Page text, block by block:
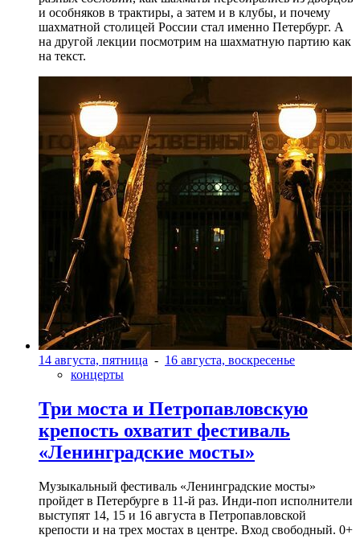
и особняков в трактиры, а затем и в клубы, и почему
шахматной столицей России стал именно Петербург. А
на другой лекции посмотрим на шахматную партию как
на текст.
14 августа, пятница - 16 августа, воскресенье
концерты
Три моста и Петропавловскую
крепость охватит фестиваль
«Ленинградские мосты»
Музыкальный фестиваль «Ленинградские мосты»
пройдет в Петербурге в 11-й раз. Инди-поп исполнители
выступят 14, 15 и 16 августа в Петропавловской
крепости и на трех мостах в центре. Вход свободный. 0+